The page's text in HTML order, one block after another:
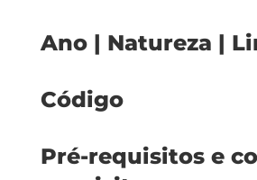
Ano | Natureza |
Código
Pré-requisitos e